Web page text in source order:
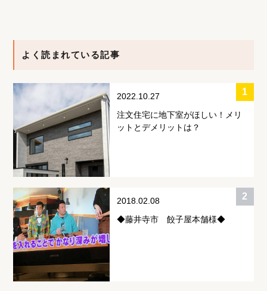
よく読まれている記事
2022.10.27
注文住宅に地下室がほしい！メリ
ットとデメリットは？
2018.02.08
◆藤井寺市 餃子屋本舗様◆